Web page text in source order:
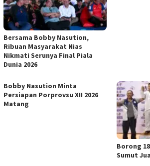
Bersama Bobby Nasution,
Ribuan Masyarakat Nias
Nikmati Serunya Final Piala
Dunia 2026
Bobby Nasution Minta
Persiapan Porprovsu XII 2026
Matang
Borong
Sumut